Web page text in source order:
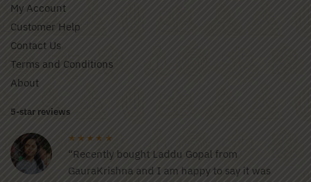
My Account
Customer Help
Contact Us
Terms and Conditions
About
5-star reviews
★★★★★
“Recently bought Laddu Gopal from
GauraKrishna and I am happy to say it was